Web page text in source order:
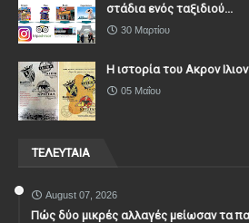
στάδια ενός ταξιδιού...
30 Μαρτίου
Η ιστορία του Ακρον
05 Μαΐου
ΤΕΛΕΥΤΑΙΑ
August 07, 2026
Πώς δύο μικρές αλλαγές μείωσαν τα